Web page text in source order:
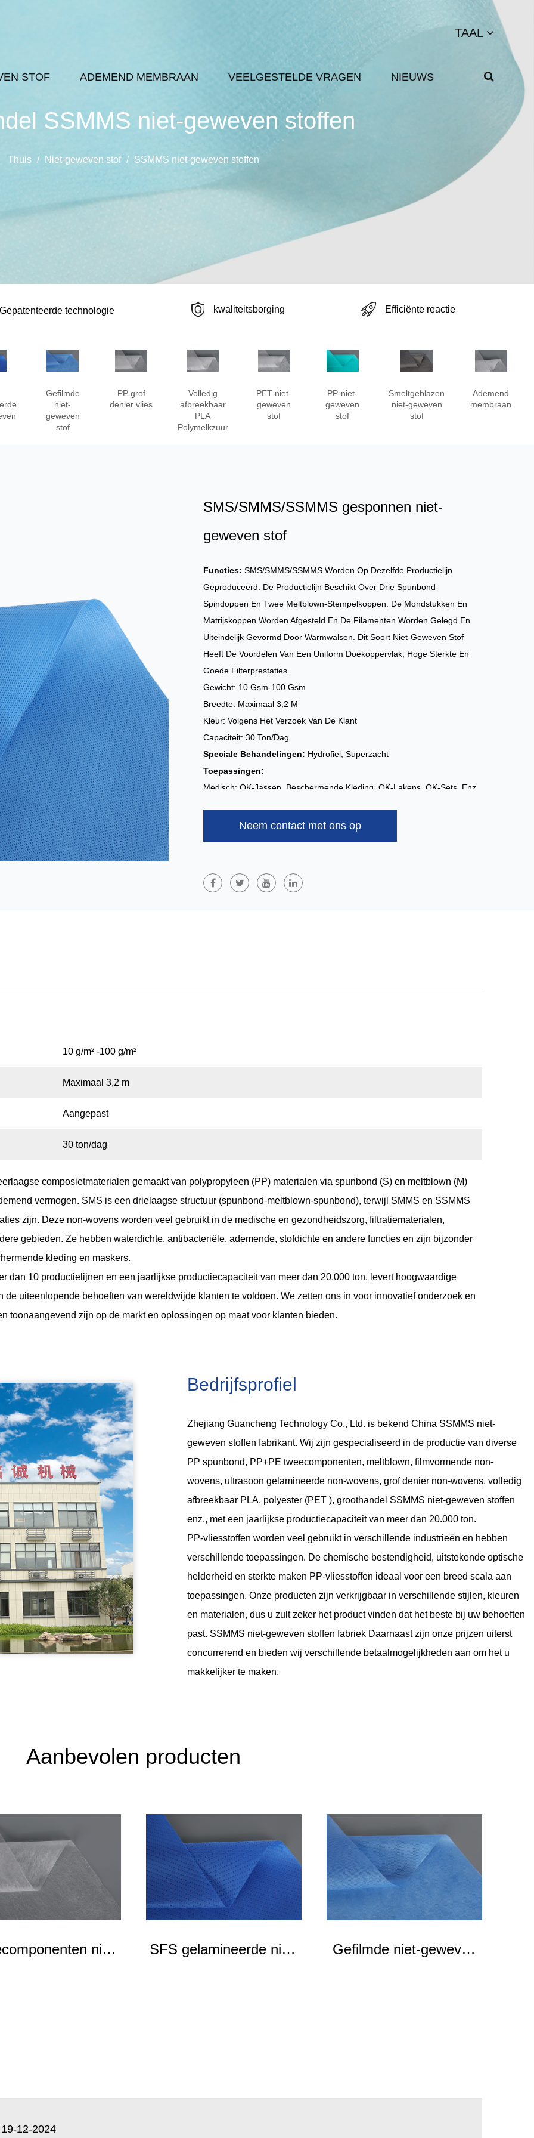
TAAL
STOF ADEMEND MEMBRAAN VEELGESTELDE VRAGEN
NIEUWS
SSMMS niet-geweven stoffen
Thuis / Niet-geweven stof / SSMMS niet-geweven stoffen
Gepatenteerde technologie kwaliteitsborging Efficiënte reactie
Gefilmde
niet-
geweven
stof
PP grof
denier vlies
Volledig
afbreekbaar
PLA
Polymelkzuur
PET-niet-
geweven
stof
PP-niet-
geweven
stof
Smeltgeblazen
niet-geweven
stof
Ademend
membraan
SMS/SMMS/SSMMS gesponnen niet-
geweven stof
Functies: SMS/SMMS/SSMMS Worden Op Dezelfde Productielijn
Geproduceerd. De Productielijn Beschikt Over Drie Spunbond-
Spindoppen En Twee Meltblown-Stempelkoppen. De Mondstukken En
Matrijskoppen Worden Afgesteld En De Filamenten Worden Gelegd En
Uiteindelijk Gevormd Door Warmwalsen. Dit Soort Niet-Geweven Stof
Heeft De Voordelen Van Een Uniform Doekoppervlak, Hoge Sterkte En
Goede Filterprestaties.
Gewicht: 10 Gsm-100 Gsm
Breedte: Maximaal 3,2 M
Kleur: Volgens Het Verzoek Van De Klant
Capaciteit: 30 Ton/dag
Speciale Behandelingen: Hydrofiel, Superzacht
Toepassingen:
Medisch: OK-Jassen, Beschermende Kleding, OK-Lakens, OK-Sets, Enz.
SMS/SMMS/SSMMS Spunmelt Non-Wovens
Beschermingsprestaties Te Bieden. Deze Materialen Hebben Een
Neem contact met ons op
10 g/m² -100 g/m²
Maximaal 3,2 m
Aangepast
30 ton/dag
composietmaterialen gemaakt van polypropyleen (PP) materialen via spunbond (S) en meltblown (M)
vermogen. SMS is een drielaagse structuur (spunbond-meltblown-spunbond), terwijl SMMS en SSMMS
zijn. Deze non-wovens worden veel gebruikt in de medische en gezondheidszorg, filtratiematerialen,
gebieden. Ze hebben waterdichte, antibacteriële, ademende, stofdichte en andere functies en zijn bijzonder
kleding en maskers.
dan 10 productielijnen en een jaarlijkse productiecapaciteit van meer dan 20.000 ton, levert hoogwaardige
uiteenlopende behoeften van wereldwijde klanten te voldoen. We zetten ons in voor innovatief onderzoek en
toonaangevend zijn op de markt en oplossingen op maat voor klanten bieden.
Bedrijfsprofiel
Zhejiang Guancheng Technology Co., Ltd. is bekend China SSMMS niet-
geweven stoffen fabrikant. Wij zijn gespecialiseerd in de productie van diverse
PP spunbond, PP+PE tweecomponenten, meltblown, filmvormende non-
wovens, ultrasoon gelamineerde non-wovens, grof denier non-wovens, volledig
afbreekbaar PLA, polyester (PET ), groothandel SSMMS niet-geweven stoffen
enz., met een jaarlijkse productiecapaciteit van meer dan 20.000 ton.
PP-vliesstoffen worden veel gebruikt in verschillende industrieën en hebben
verschillende toepassingen. De chemische bestendigheid, uitstekende optische
helderheid en sterkte maken PP-vliesstoffen ideaal voor een breed scala aan
toepassingen. Onze producten zijn verkrijgbaar in verschillende stijlen, kleuren
en materialen, dus u zult zeker het product vinden dat het beste bij uw behoeften
past. SSMMS niet-geweven stoffen fabriek Daarnaast zijn onze prijzen uiterst
concurrerend en bieden wij verschillende betaalmogelijkheden aan om het u
makkelijker te maken.
Aanbevolen producten
niet-
SFS gelamineerde niet-
Gefilmde niet-geweven
19-12-2024